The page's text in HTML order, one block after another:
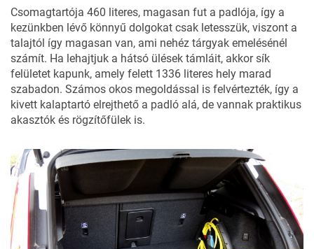
Csomagtartója 460 literes, magasan fut a padlója, így a
kezünkben lévő könnyű dolgokat csak letesszük, viszont a
talajtól így magasan van, ami nehéz tárgyak emelésénél
számít. Ha lehajtjuk a hátsó ülések támláit, akkor sík
felületet kapunk, amely felett 1336 literes hely marad
szabadon. Számos okos megoldással is felvértezték, így a
kivett kalaptartó elrejthető a padló alá, de vannak praktikus
akasztók és rögzítőfülek is.